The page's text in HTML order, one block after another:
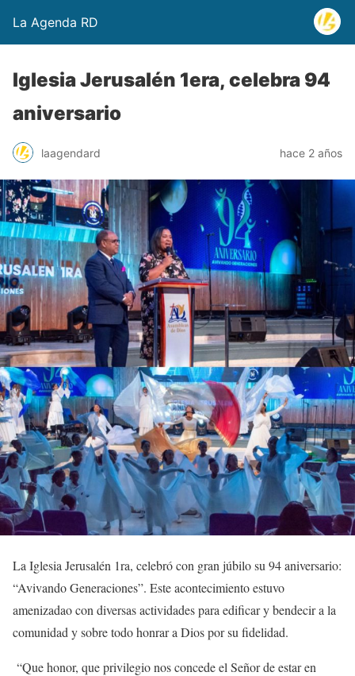
La Agenda RD
Iglesia Jerusalén 1era, celebra 94
aniversario
laagendard hace 2 años
La Iglesia Jerusalén 1ra, celebró con gran júbilo su 94 aniversario:
“Avivando Generaciones”. Este acontecimiento estuvo
amenizadao con diversas actividades para edificar y bendecir a la
comunidad y sobre todo honrar a Dios por su fidelidad.
“Que honor, que privilegio nos concede el Señor de estar en